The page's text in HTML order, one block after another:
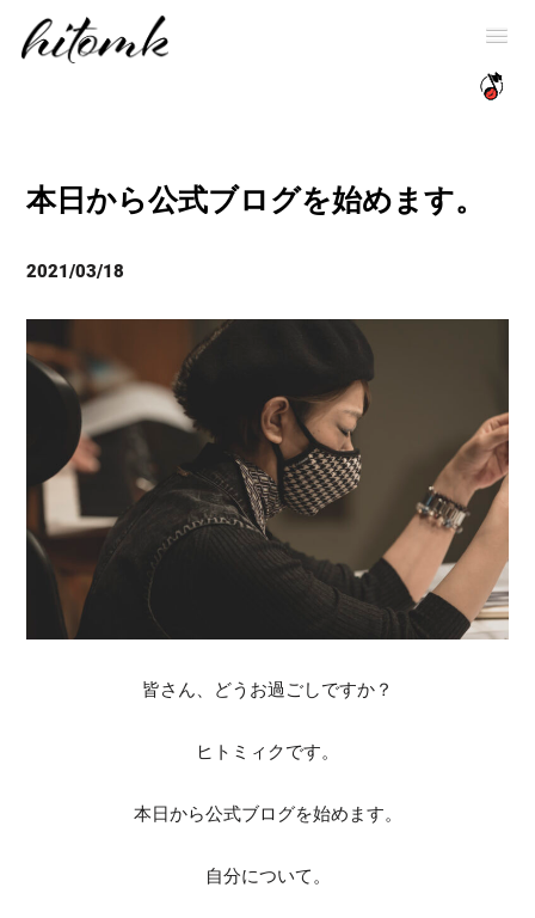
本日から公式ブログを始めます。
2021/03/18
皆さん、どうお過ごしですか？
ヒトミィクです。
本日から公式ブログを始めます。
自分について。